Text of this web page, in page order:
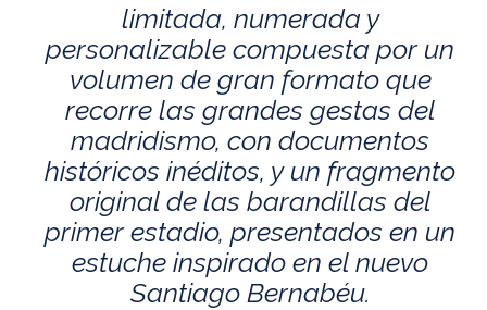
limitada, numerada y
personalizable compuesta por un
volumen de gran formato que
recorre las grandes gestas del
madridismo, con documentos
históricos inéditos, y un fragmento
original de las barandillas del
primer estadio, presentados en un
estuche inspirado en el nuevo
Santiago Bernabéu.